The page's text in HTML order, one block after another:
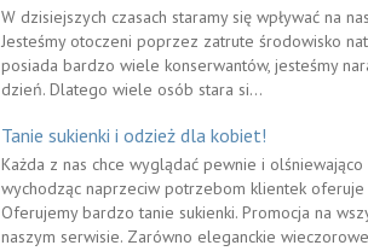
W dzisiejszych czasach staramy się wpływać na
Jesteśmy otoczeni poprzez zatrute środowisko
posiada bardzo wiele konserwantów, jesteśmy
dzień. Dlatego wiele osób stara si...
Tanie sukienki i odzież dla kobiet!
Każda z nas chce wyglądać pewnie i
wychodząc naprzeciw potrzebom klientek
Oferujemy bardzo tanie sukienki. Promocja na
naszym serwisie. Zarówno eleganckie